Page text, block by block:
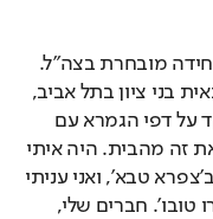
למשל מ'. הוא עומד להתגייס בקרוב ליחידה מובחרת בצה"ל.
בשנה החולפת למד במכינה הקדם־צבאית בני ציון בתל אביב,
מכינה משותפת לדתיים וחילונים, ושקד על דפי הגמרא עם
חבריו הדתיים. "הבנתי הכל, אני מכיר את זה מהבית. היה איתי
בחדר חבר דתי שבכל בוקר בירך אותי ב'צפרא טבא', ואני עניתי
לו באותן מילים אבל במבטא שלנו, 'צפרו טובו'. חברים שלי,